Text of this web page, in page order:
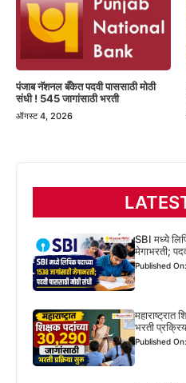
पंजाब नॅशनल बँकेत पदवी पाससाठी मोठी
संधी ! 545 जागांसाठी भरती
ऑगस्ट 4, 2026
SBI मध्ये
मेगाभरती;
Published
महाराष्ट्रात
भरती
Published